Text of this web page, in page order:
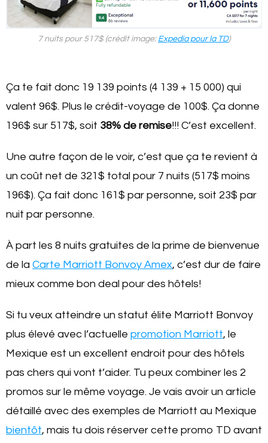
7 nuits pour 517$ (crédit image: Expedia pour la TD)
Ça te fait donc 19 139 points (4 139 + 15 000) qui
valent 96$. Plus le crédit-voyage de 100$. Ça donne
196$ sur 517$, soit 38% de remise!!! C’est excellent.
Une autre façon de le voir, c’est que ça te revient à
un coût net de 321$ total pour 7 nuits (517$ moins
196$). Ça fait donc 161$ par personne, soit 23$ par
nuit par personne.
À part les 8 nuits gratuites de la prime de bienvenue
de la Carte Marriott Bonvoy Amex, c’est dur de faire
mieux comme bon deal pour des hôtels!
Si tu veux atteindre un statut élite Marriott Bonvoy
plus élevé avec l’actuelle promotion Marriott, le
Mexique est un excellent endroit pour des hôtels
pas chers qui vont t’aider. Tu peux combiner les 2
promos sur le même voyage. Je vais avoir un article
détaillé avec des exemples de Marriott au Mexique
bientôt, mais tu dois réserver cette promo TD avant